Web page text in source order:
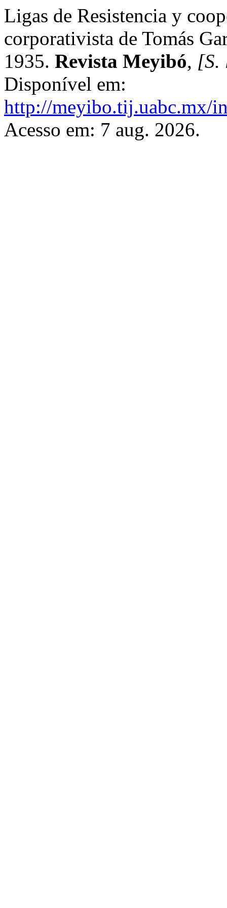
Ligas de Resistencia y
corporativista de Tomás
1935. Revista Meyibó, [S.
Disponível em:
http://meyibo.tij.uabc.mx/
Acesso em: 7 aug. 2026.